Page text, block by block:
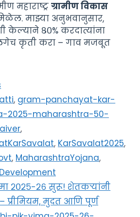
महाराष्ट्र ग्रामीण विकास
माझ्या अनुभवानुसार,
८०% करदात्यांना
कृती करा – गाव मजबूत
, gram-panchayat-kar-
2025-maharashtra-50-
,
, KarSavalat2025,
, MaharashtraYojana,
२०२५-२६ सुरू! शेतकऱ्यांनी
प्रीमियम, मुदत आणि पूर्ण